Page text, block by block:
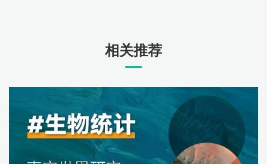
相关推荐